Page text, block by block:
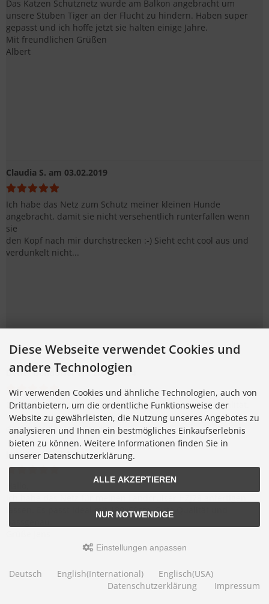
Das Katzen Schutznetz wurde am Balkon angebracht um
unsere Stuben Tiger an der Flucht zu hindern. Haben super
gepasst und ich hoffe jetzt sie halten einige Jahre.
Mit freundlichen Grüßen
Albert
Claudia S. am 03.02.2019
Ich habe das Netz zum Schutz meiner kleinen Hunde
angebracht, damit sie nicht versehentlich runterfallen wenn
sie
den Kopf nach mir durchstrecken :-) Sieht echt cool aus und
verdunkelt nicht...
Detlef Dendorferam 20.07.2024
Die Netze sind sehr gut verarbeitet und eine super Qualität.
Wir sind sehr zufrieden und unsere Katze ist gesichert
danke für das tolle Produkt.
Jensam 07.08.2024
lassen. Es passt ideal mit 180x50cm. Gute Qualität und
Diese Webseite verwendet Cookies und
andere Technologien
Wir verwenden Cookies und ähnliche Technologien, auch von
Drittanbietern, um die ordentliche Funktionsweise der
Website zu gewährleisten, die Nutzung unseres Angebotes zu
analysieren und Ihnen ein bestmögliches Einkaufserlebnis
bieten zu können. Weitere Informationen finden Sie in
unserer Datenschutzerklärung.
ALLE AKZEPTIEREN
NUR NOTWENDIGE
Einstellungen anpassen
Deutsch English(International)
Englisch(USA)
Datenschutzerklärung
Impressum